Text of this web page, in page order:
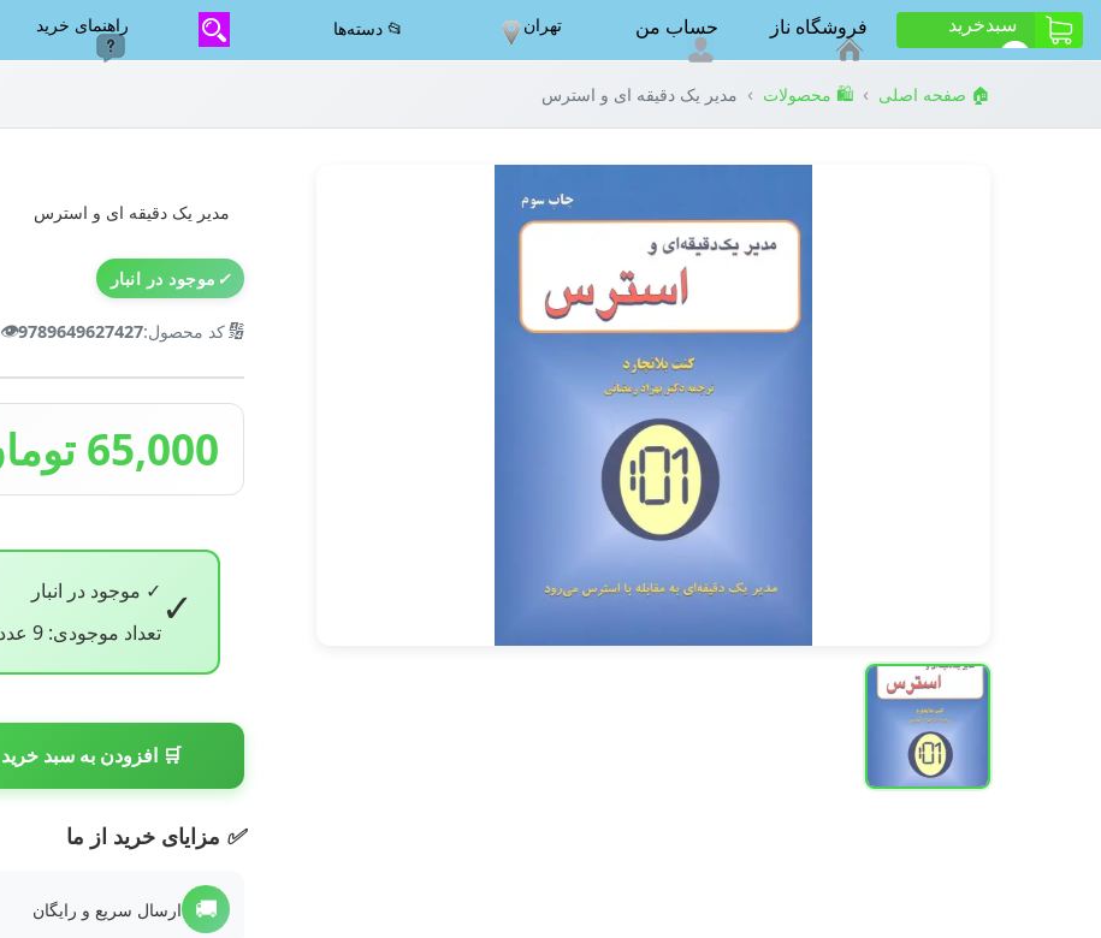
سبد‌خرید فروشگاه ناز حساب من تهران 📂 دسته‌ها راهنمای خرید
🏠 صفحه اصلی › 🛍️ محصولات › مدیر یک دقیقه ای و استرس
مدیر یک دقیقه ای و استرس
✓ موجود در انبار
🔢کد محصول:9789649627427
👁️
65,000 تومان
✓ ✓ موجود در انبار
تعداد موجودی: 9 عدد
🛒 افزودن به سبد خرید
✅ مزایای خرید از ما
🚚 ارسال سریع و رایگان